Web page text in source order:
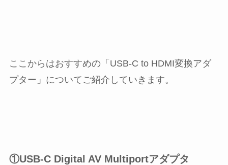
ここからはおすすめの「USB-C to HDMI変換アダ
プター」についてご紹介していきます。
①USB-C Digital AV Multiportアダプタ